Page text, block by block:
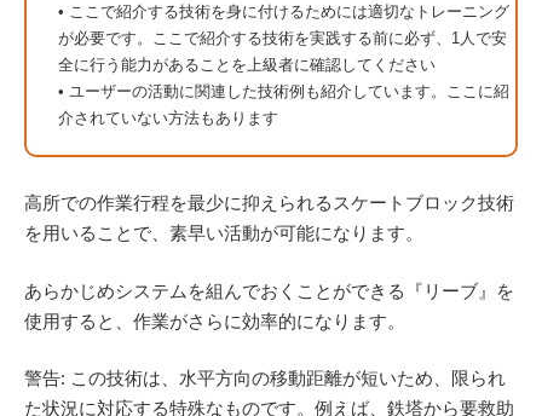
• ここで紹介する技術を身に付けるためには適切なトレーニング
が必要です。ここで紹介する技術を実践する前に必ず、1人で安
全に行う能力があることを上級者に確認してください
• ユーザーの活動に関連した技術例も紹介しています。ここに紹
介されていない方法もあります
高所での作業行程を最少に抑えられるスケートブロック技術
を用いることで、素早い活動が可能になります。
あらかじめシステムを組んでおくことができる『リーブ』を
使用すると、作業がさらに効率的になります。
警告: この技術は、水平方向の移動距離が短いため、限られ
た状況に対応する特殊なものです。例えば、鉄塔から要救助